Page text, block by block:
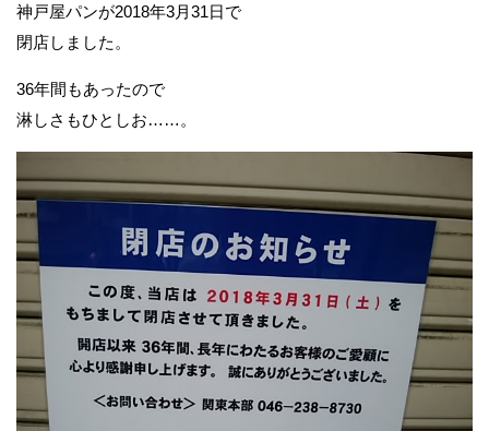
神戸屋パンが2018年3月31日で
閉店しました。
36年間もあったので
淋しさもひとしお……。